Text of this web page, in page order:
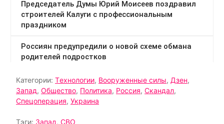
Категории: Tехнологии, Вооруженные силы, Дзен,
Запад, Общество, Политика, Россия, Скандал,
Спецоперация, Украина
Тэги: Запад, СВО